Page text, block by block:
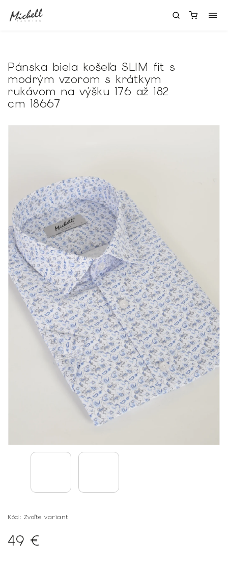
Pánska biela košeľa SLIM fit s
modrým vzorom s krátkym
rukávom na výšku 176 až 182
cm 18667
Kód: Zvoľte variant
49 €